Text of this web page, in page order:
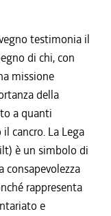
testimonia il
di chi, con
missione
della
a quanti
cancro. La Lega
è un simbolo di
consapevolezza
rappresenta
e